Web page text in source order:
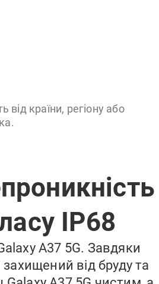
від країни, регіону або
IP68
A37 5G. Завдяки
від бруду та